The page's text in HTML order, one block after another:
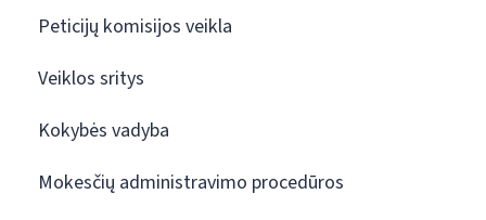
Peticijų komisijos veikla
Veiklos sritys
Kokybės vadyba
Mokesčių administravimo procedūros